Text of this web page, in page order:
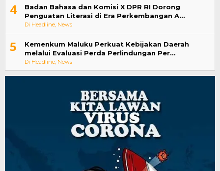
4
Badan Bahasa dan Komisi X DPR RI Dorong
Penguatan Literasi di Era Perkembangan A…
Di Headline, News
5
Kemenkum Maluku Perkuat Kebijakan Daerah
melalui Evaluasi Perda Perlindungan Per…
Di Headline, News